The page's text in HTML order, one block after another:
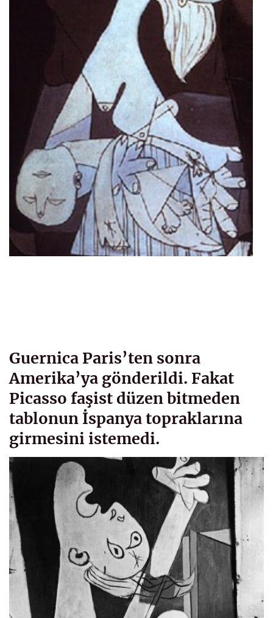
Guernica Paris’ten sonra
Amerika’ya gönderildi. Fakat
Picasso faşist düzen bitmeden
tablonun İspanya topraklarına
girmesini istemedi.